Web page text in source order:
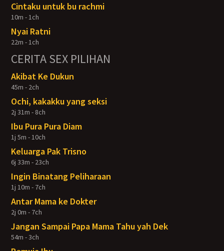
Cintaku untuk bu rachmi
10m - 1ch
Nyai Ratni
22m - 1ch
CERITA SEX PILIHAN
Akibat Ke Dukun
45m - 2ch
Ochi, kakakku yang seksi
2j 31m - 8ch
Ibu Pura Pura Diam
1j 5m - 10ch
Keluarga Pak Trisno
6j 33m - 23ch
Ingin Binatang Peliharaan
1j 10m - 7ch
Antar Mama ke Dokter
2j 0m - 7ch
Jangan Sampai Papa Mama Tahu yah Dek
54m - 3ch